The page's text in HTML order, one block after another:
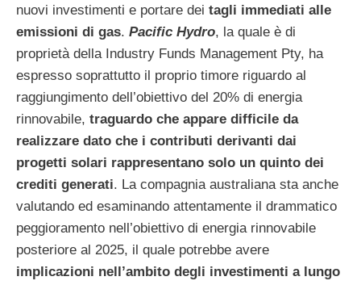
nuovi investimenti e portare dei tagli immediati alle
emissioni di gas. Pacific Hydro, la quale è di
proprietà della Industry Funds Management Pty, ha
espresso soprattutto il proprio timore riguardo al
raggiungimento dell’obiettivo del 20% di energia
rinnovabile, traguardo che appare difficile da
realizzare dato che i contributi derivanti dai
progetti solari rappresentano solo un quinto dei
crediti generati. La compagnia australiana sta anche
valutando ed esaminando attentamente il drammatico
peggioramento nell’obiettivo di energia rinnovabile
posteriore al 2025, il quale potrebbe avere
implicazioni nell’ambito degli investimenti a lungo